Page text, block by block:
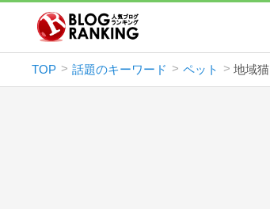
TOP 話題のキーワード ペット 地域猫